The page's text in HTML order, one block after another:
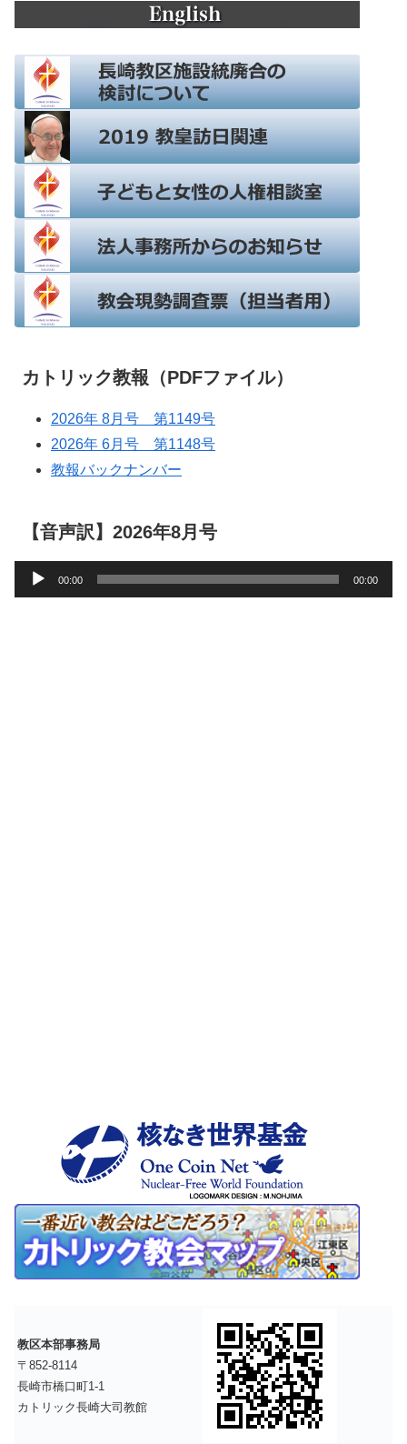
カトリック教報（PDFファイル）
2026年 8月号 第1149号
2026年 6月号 第1148号
教報バックナンバー
【音声訳】2026年8月号
声
00:00 00:00
教区本部事務局
〒852-8114
長崎市橋口町1-1
カトリック長崎大司教館